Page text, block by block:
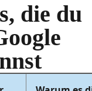
die du